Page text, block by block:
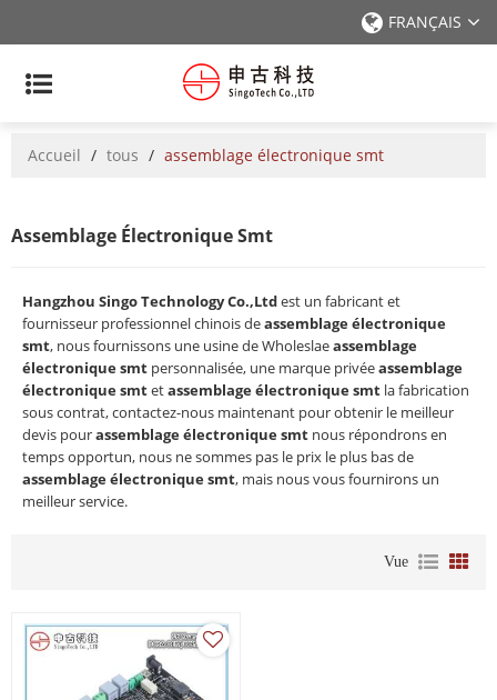
FRANÇAIS
Accueil / tous / assemblage électronique smt
Assemblage Électronique Smt
Hangzhou Singo Technology Co.,Ltdest un fabricant et
fournisseur professionnel chinois deassemblage électronique
smt, nous fournissons une usine de Wholeslaeassemblage
électronique smt personnalisée, une marque privéeassemblage
électronique smtetassemblage électronique smt la fabrication
sous contrat, contactez-nous maintenant pour obtenir le meilleur
devis pourassemblage électronique smt nous répondrons en
temps opportun, nous ne sommes pas le prix le plus bas de
assemblage électronique smt, mais nous vous fournirons un
meilleur service.
Vue